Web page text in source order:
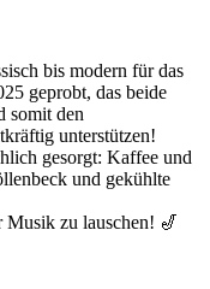
bis modern für das
geprobt, das beide
somit den
unterstützen!
gesorgt: Kaffee und
und gekühlte
zu lauschen! 🎷